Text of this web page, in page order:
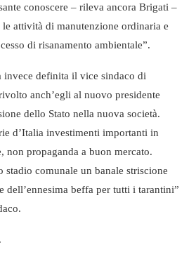
conoscere – rileva ancora Brigati –
attività di manutenzione ordinaria e
di risanamento ambientale”.
invece definita il vice sindaco di
anch’egli al nuovo presidente
dello Stato nella nuova società.
d’Italia investimenti importanti in
non propaganda a buon mercato.
stadio comunale un banale striscione
dell’ennesima beffa per tutti i tarantini”